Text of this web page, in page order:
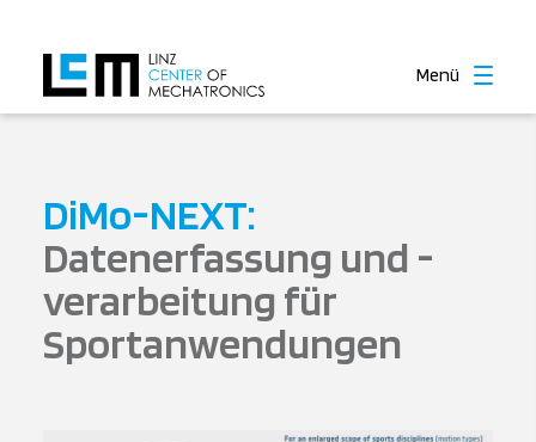
Menü
DiMo-NEXT:
Datenerfassung und -
verarbeitung für
Sportanwendungen